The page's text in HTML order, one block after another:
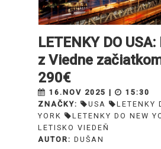
LETENKY DO
z Viedne
290€
16.NOV 2025 |
15:30
ZNAČKY:
USA LETENKY
YORK
LETENKY DO NEW
LETISKO VIEDEŇ
AUTOR: DUŠAN